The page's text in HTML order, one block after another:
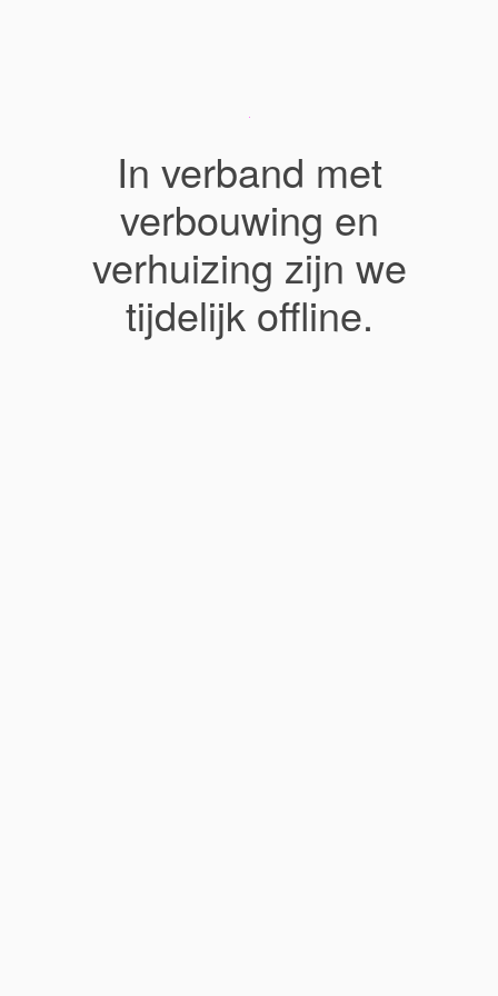
In verband met
verbouwing en
verhuizing zijn we
tijdelijk offline.